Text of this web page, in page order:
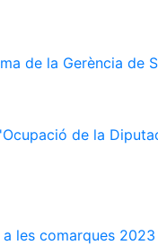
de la Gerència de
de la
les comarques 2023